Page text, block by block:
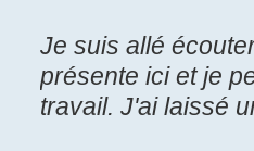
Je suis allé
présente ici et je
travail. J'ai laissé